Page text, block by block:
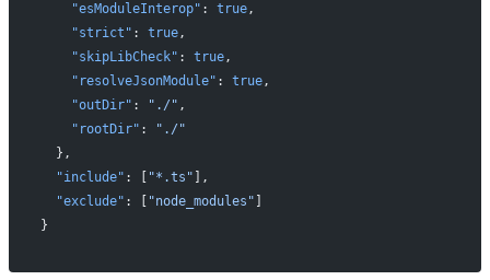
    "esModuleInterop"
: true,
    "strict"
: true,
    "skipLibCheck"
: true,
    "resolveJsonModule"
: true,
    "outDir"
: "./" ,
    "rootDir"
:
"./"
  },
  "include"
: [ "*.ts" ],
  "exclude"
: [ "node_modules"
}